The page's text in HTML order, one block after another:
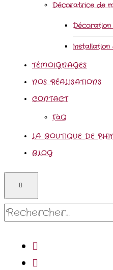
Décoratrice de
Décoration
TÉMOIGNAGES
NOS RÉALISATIONS
CONTACT
FàQ
LA BOUTIQUE DE
BLOG
Rechercher :